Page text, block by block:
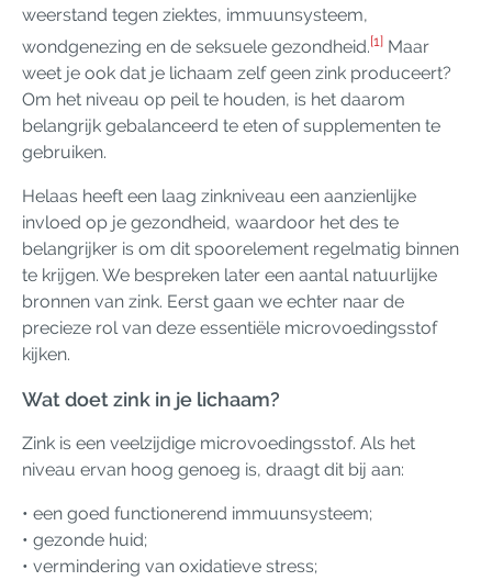
weerstand tegen ziektes, immuunsysteem,
wondgenezing en de seksuele gezondheid.[1] Maar
weet je ook dat je lichaam zelf geen zink produceert?
Om het niveau op peil te houden, is het daarom
belangrijk gebalanceerd te eten of supplementen te
gebruiken.
Helaas heeft een laag zinkniveau een aanzienlijke
invloed op je gezondheid, waardoor het des te
belangrijker is om dit spoorelement regelmatig binnen
te krijgen. We bespreken later een aantal natuurlijke
bronnen van zink. Eerst gaan we echter naar de
precieze rol van deze essentiële microvoedingsstof
kijken.
Wat doet zink in je lichaam?
Zink is een veelzijdige microvoedingsstof. Als het
niveau ervan hoog genoeg is, draagt dit bij aan:
• een goed functionerend immuunsysteem;
• gezonde huid;
• vermindering van oxidatieve stress;